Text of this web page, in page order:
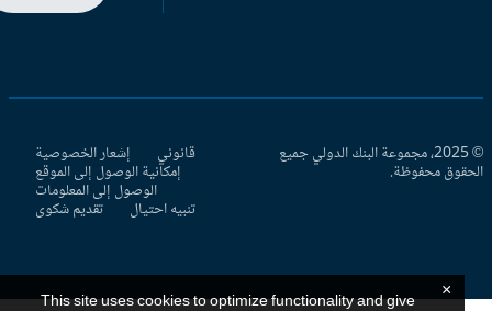
© 2025، مجموعة البنك الدولي جميع
محفوظة.
قانوني إشعار الخصوصية
إمكانية الوصول إلى الموقع
الوصول إلى المعلومات
تنبيه احتيال تقديم شكوى
This site uses cookies to optimize functionality and give ×